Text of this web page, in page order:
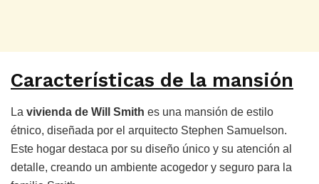
Características de la mansión
La vivienda de Will Smith es una mansión de estilo
étnico, diseñada por el arquitecto Stephen Samuelson.
Este hogar destaca por su diseño único y su atención al
detalle, creando un ambiente acogedor y seguro para la